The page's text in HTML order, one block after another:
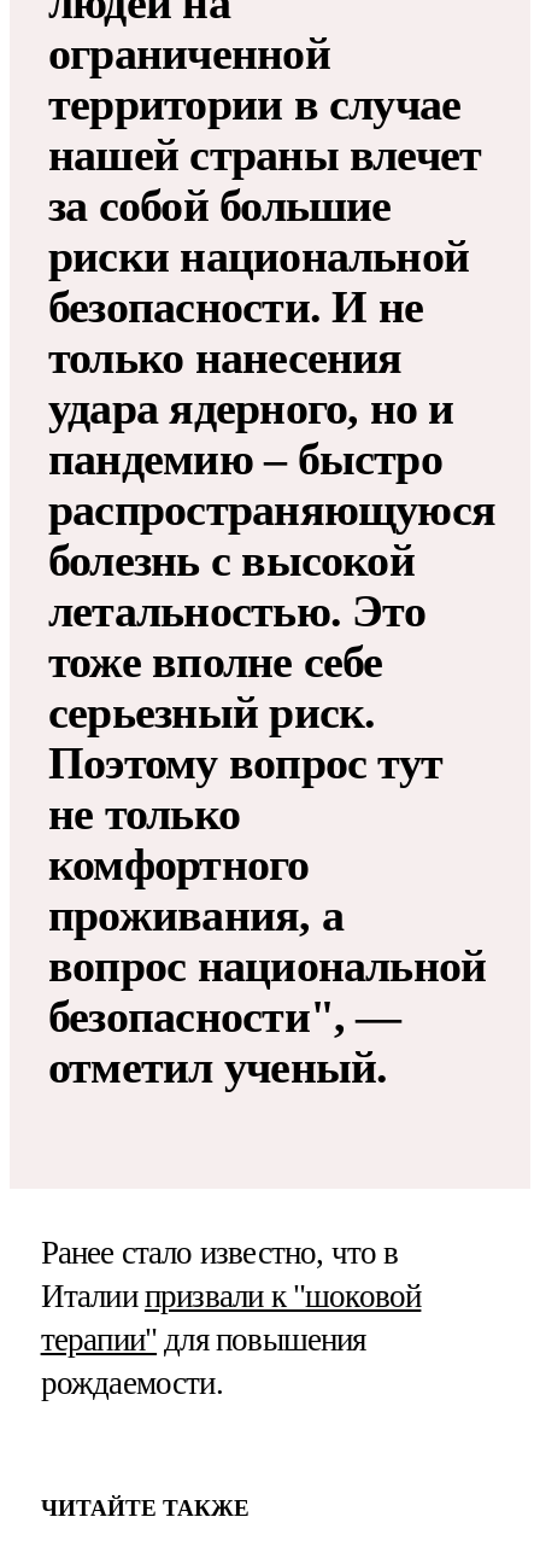
ограниченной
территории в случае
нашей страны влечет
за собой большие
риски национальной
безопасности. И не
только нанесения
удара ядерного, но и
пандемию – быстро
распространяющуюся
болезнь с высокой
летальностью. Это
тоже вполне себе
серьезный риск.
Поэтому вопрос тут
не только
комфортного
проживания, а
вопрос национальной
безопасности", —
отметил ученый.
Ранее стало известно, что в
Италиипризвали к "шоковой
терапии" для повышения
рождаемости.
ЧИТАЙТЕ ТАКЖЕ